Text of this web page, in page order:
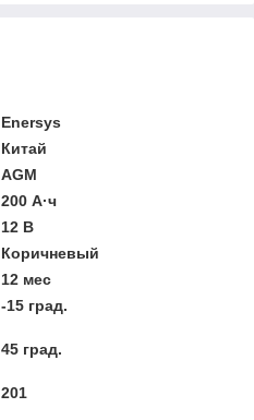
Enersys
Китай
AGM
200 А·ч
12 В
Коричневый
12 мес
-15 град.
45 град.
201